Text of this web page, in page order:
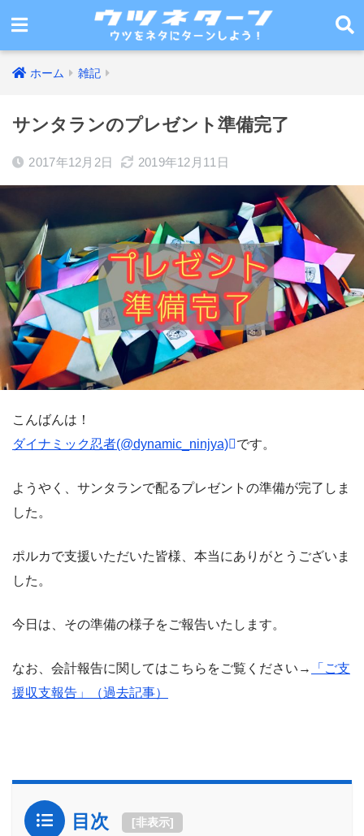
ホーム 雑記
サンタランのプレゼント準備完了
2017年12月2日 2019年12月11日
こんばんは！
ダイナミック忍者(@dynamic_ninjya)
です。
ようやく、サンタランで配るプレゼントの準備が完了しま
した。
ポルカで支援いただいた皆様、本当にありがとうございま
した。
今日は、その準備の様子をご報告いたします。
なお、会計報告に関してはこちらをご覧ください→
「ご支
援収支報告」（過去記事）
目次 [非表示]